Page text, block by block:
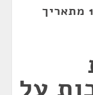
ישיבת ועדה של הכנסת ה-18 מתאריך